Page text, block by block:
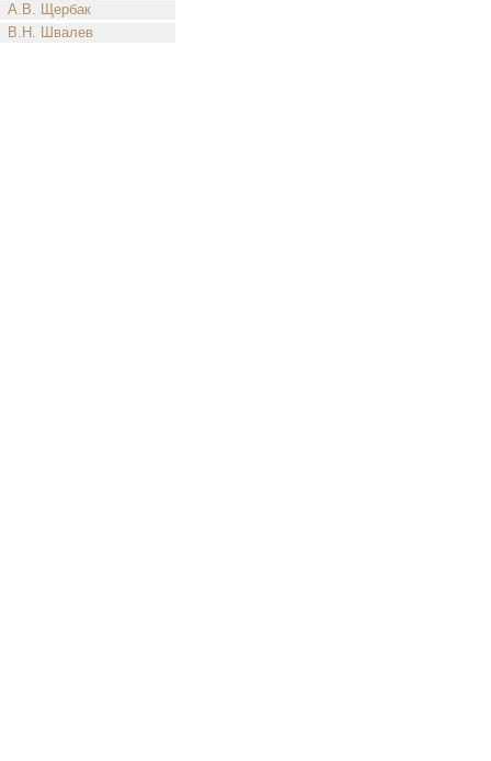
А.В. Щербак
В.Н. Швалев